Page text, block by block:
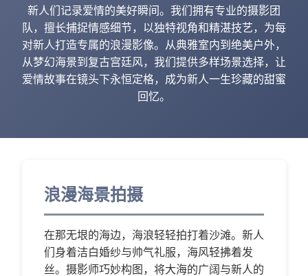
新人们记录爱情的美好瞬间。我们拥有专业的摄影团
队，擅长捕捉情感细节，以独特视角和精湛技艺，为每
对新人打造专属的浪漫影像。从典雅室内到绝美户外，
从梦幻海景到复古宫廷风，我们提供多样场景选择，让
爱情故事在镜头下永恒定格，成为新人一生珍藏的甜蜜
回忆。
浪漫海景拍摄
在那无垠的海边，海浪轻轻拍打着沙滩。新人
们身着洁白婚纱与帅气礼服，海风轻拂着发
丝。摄影师巧妙构图，将大海的广阔与新人的